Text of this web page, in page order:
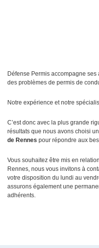
Défense Permis accompagne
des problèmes de permis de
Notre expérience et notre
C’est donc avec la plus grande
résultats que nous avons choisi
de Rennes pour répondre aux
Vous souhaitez être mis en
Rennes, nous vous invitons à
votre disposition du lundi au
assurons également une
adhérents.